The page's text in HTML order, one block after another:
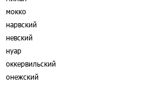
мокко
нарвский
невский
нуар
оккервильский
онежский